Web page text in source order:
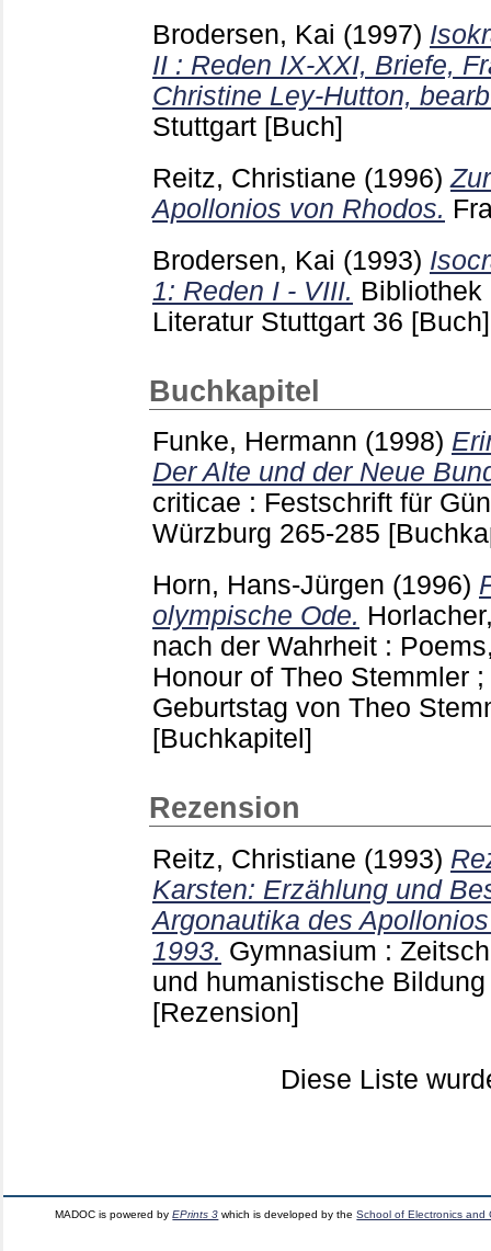
Brodersen, Kai (1997)
II : Reden IX-XXI, Briefe,
Christine Ley-Hutton,
Stuttgart [Buch]
Reitz, Christiane (1996)
Apollonios von Rhodos.
Brodersen, Kai (1993)
1: Reden I - VIII. Bibliothek
Literatur Stuttgart 36 [Buch]
Buchkapitel
Funke, Hermann (1998)
Der Alte und der Neue
criticae : Festschrift für
Würzburg 265-285
Horn, Hans-Jürgen (1996)
olympische Ode.
nach der Wahrheit :
Honour of Theo Stemmler
Geburtstag von Theo
[Buchkapitel]
Rezension
Reitz, Christiane (1993)
Karsten: Erzählung und
Argonautika des
1993. Gymnasium :
und humanistische
[Rezension]
Diese Liste
MADOC is powered byEPrints 3 which is developed by theSchool of Electronics and